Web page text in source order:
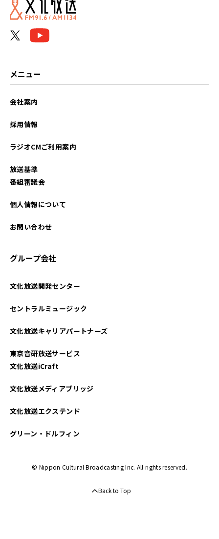
メニュー
会社案内
採用情報
ラジオCMご利用案内
放送基準
番組審議会
個人情報について
お問い合わせ
グループ会社
文化放送開発センター
セントラルミュージック
文化放送キャリアパートナーズ
東京音研放送サービス
文化放送iCraft
文化放送メディアブリッジ
文化放送エクステンド
グリーン・ドルフィン
© Nippon Cultural Broadcasting Inc. All rights reserved.
Back to Top